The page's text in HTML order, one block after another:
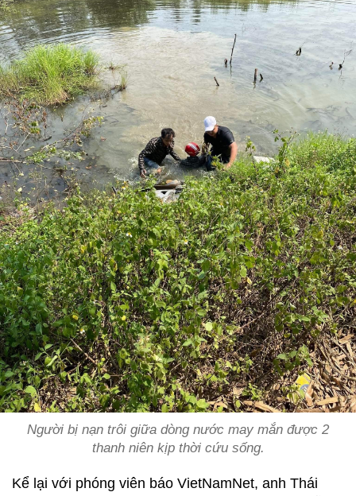
Người bị nạn trôi giữa dòng nước may mắn được 2
thanh niên kịp thời cứu sống.
Kể lại với phóng viên báo VietNamNet, anh Thái